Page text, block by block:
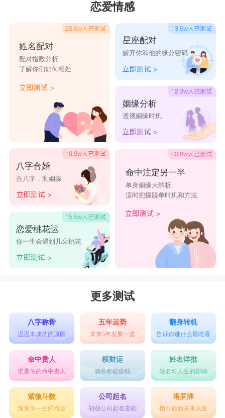
是没有突出的地方，让人看不清楚。所以在选择网
名的时候，尽量取一个完整的网名，让人一眼就能
明白其中的含义，也可以通过网名看到自己内心的
想法。
3、按偶像取名
每个人都有自己的偶像，可能是演员也可能是歌
手。但无论如何，偶像都有其意义和值得你研究的
方面。选择网名时，可以根据偶像的歌曲选择网
名。这不仅简单快捷，还能在众多网友中找到志趣
相投的人。
4、以电影人物命名
电影中，总有一个让人恨得牙痒痒的反派。虽然他
们的角色不讨喜，但根据这些角色来选择网名还是
很有创意的。
找个好网名两个字大全
4、北别
5、柚屿
6、孤寐
7、挚爱
8、隻心
恋爱情感
姓名配对
配对指数分析
了解你们如何相处
八字合婚
合八字，测姻缘
恋爱桃花运
你一生会遇到几朵桃花
星座配对
解开你和他的缘分密码
姻缘分析
透视姻缘时机
命中注定另一半
单身姻缘大解析
适时把握脱单时机和方法
更多测试
八字称骨
迟迟未成功的原因
五年运势
未来5年发展一览
翻身转机
告诉你赚什么最吃香
命中贵人
谁是你的命中贵人
横财运
躺着都能赚钱
姓名详批
姓名对人生的影响
紫微斗数
预测你一生的命运
公司起名
初创公司起名玄机
塔罗牌
指引你的未来人生